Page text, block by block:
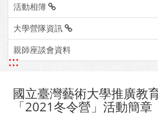
活動相簿
大學營隊資訊
親師座談會資料
:::
國立臺灣藝術大學推廣教
「2021冬令營」活動簡章